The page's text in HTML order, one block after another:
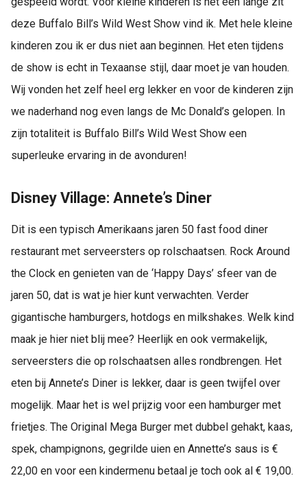
deze Buffalo Bill’s Wild West Show vind ik. Met hele kleine
kinderen zou ik er dus niet aan beginnen. Het eten tijdens
de show is echt in Texaanse stijl, daar moet je van houden.
Wij vonden het zelf heel erg lekker en voor de kinderen zijn
we naderhand nog even langs de Mc Donald’s gelopen. In
zijn totaliteit is Buffalo Bill’s Wild West Show een
superleuke ervaring in de avonduren!
Disney Village: Annete’s Diner
Dit is een typisch Amerikaans jaren 50 fast food diner
restaurant met serveersters op rolschaatsen. Rock Around
the Clock en genieten van de ‘Happy Days’ sfeer van de
jaren 50, dat is wat je hier kunt verwachten. Verder
gigantische hamburgers, hotdogs en milkshakes. Welk kind
maak je hier niet blij mee? Heerlijk en ook vermakelijk,
serveersters die op rolschaatsen alles rondbrengen. Het
eten bij Annete’s Diner is lekker, daar is geen twijfel over
mogelijk. Maar het is wel prijzig voor een hamburger met
frietjes. The Original Mega Burger met dubbel gehakt, kaas,
spek, champignons, gegrilde uien en Annette’s saus is €
22,00 en voor een kindermenu betaal je toch ook al € 19,00.